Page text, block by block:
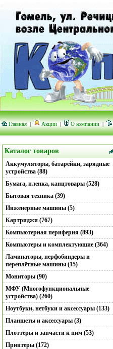
Главная | Акции | О компании |
Каталог товаров
Аккумуляторы, батарейки, зарядные
устройства (88)
Бумага, пленка, канцтовары (528)
Бытовая техника (39)
Инженерные машины (5)
Картриджи (767)
Компьютерная периферия (893)
Компьютеры и комплектующие (364)
Ламинаторы, перфобиндеры и
переплётные машины (15)
Мониторы (90)
МФУ (Многофункциональные
устройства) (260)
Ноутбуки, нетбуки и аксессуары (133)
Планшеты и аксессуары (3)
Плоттеры и запчасти к ним (53)
Принтеры (172)